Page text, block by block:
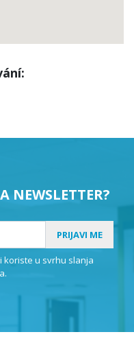
NEWSLETTER?
PRIJAVI ME
koriste u svrhu slanja